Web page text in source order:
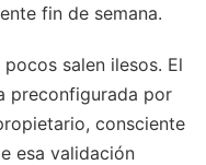
fin de semana.
salen ilesos. El
preconfigurada por
consciente
esa validación